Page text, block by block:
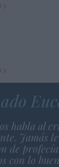
habla al
Jamás
de
con lo